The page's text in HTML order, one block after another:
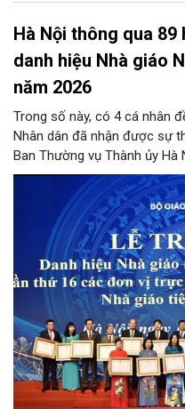
Hà Nội thông qua
danh hiệu Nhà giáo
năm 2026
Trong số này, có 4 cá nhân
Nhân dân đã nhận được sự
Ban Thường vụ Thành ủy
tặng danh hiệu Nhà giáo Ưu
đồng ý của các thành viên